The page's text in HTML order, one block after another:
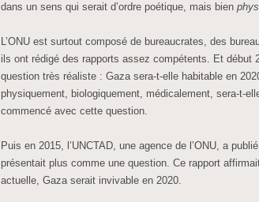
dans un sens qui serait d’ordre poétique, mais bien
L’ONU est surtout composé de bureaucrates, des
ils ont rédigé des rapports assez compétents. Et début
question très réaliste : Gaza sera-t-elle habitable en
physiquement, biologiquement, médicalement, sera-t-
commencé avec cette question.
Puis en 2015, l’UNCTAD, une agence de l’ONU, a
présentait plus comme une question. Ce rapport
actuelle, Gaza serait invivable en 2020.